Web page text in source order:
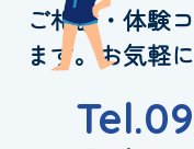
ご相談・体験
ます。お気軽